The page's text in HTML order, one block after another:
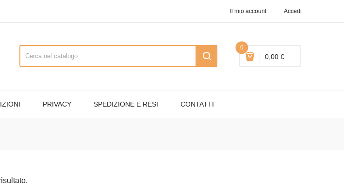
Il mio account Accedi
0
0,00 €
PRIVACY SPEDIZIONE E RESI CONTATTI